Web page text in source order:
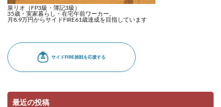
泉リオ（FP3級・簿記3級）
35歳・実家暮らし・在宅午前ワーカー。
月8.9万円からサイドFIRE61歳達成を目指しています
最近の投稿